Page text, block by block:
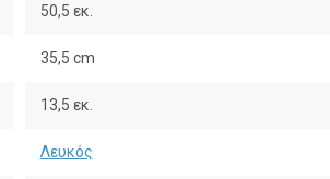
50,5 εκ.
35,5 cm
13,5 εκ.
Λευκός